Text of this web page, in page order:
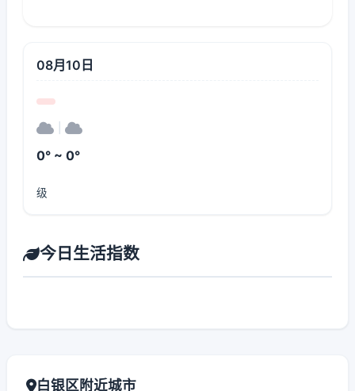
08月10日
0° ~ 0°
级
今日生活指数
白银区附近城市